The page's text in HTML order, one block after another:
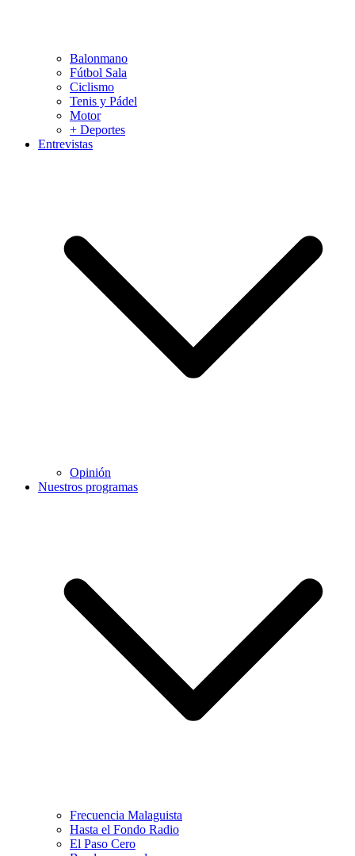
Balonmano
Fútbol Sala
Ciclismo
Tenis y Pádel
Motor
+ Deportes
Entrevistas
Opinión
Nuestros programas
Frecuencia Malaguista
Hasta el Fondo Radio
El Paso Cero